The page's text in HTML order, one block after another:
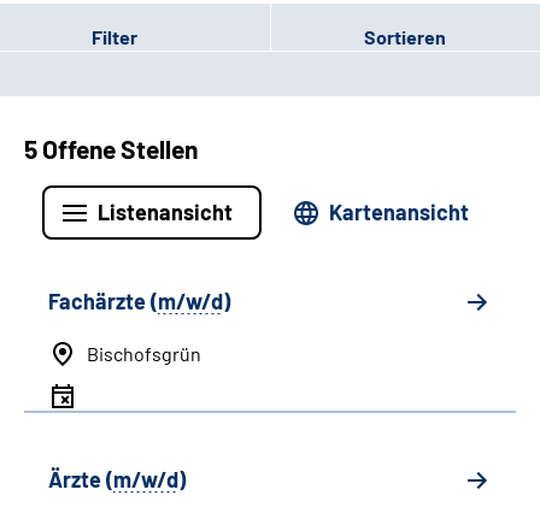
Filter Sortieren
5 Offene Stellen
Listenansicht Kartenansicht
Fachärzte (m/w/d)
Bischofsgrün
Ärzte (m/w/d)